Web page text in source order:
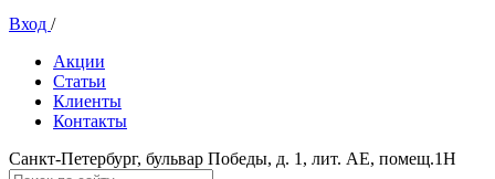
Вход /
Акции
Статьи
Клиенты
Контакты
Санкт-Петербург, бульвар Победы, д. 1, лит. АЕ, помещ.1Н